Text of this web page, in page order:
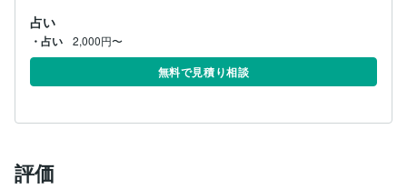
占い
・占い 2,000円〜
無料で見積り相談
評価